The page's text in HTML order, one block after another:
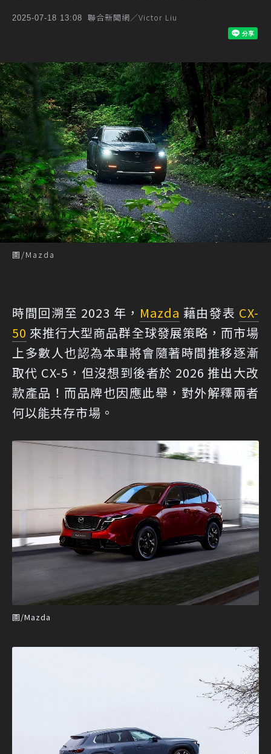
2025-07-18 13:08 聯合新聞網／Victor Liu
圖/Mazda
時間回溯至 2023 年， Mazda 藉由發表 CX-
50 來推行大型商品群全球發展策略，而市場
上多數人也認為本車將會隨著時間推移逐漸
取代 CX-5，但沒想到後者於 2026 推出大改
款產品！而品牌也因應此舉，對外解釋兩者
何以能共存市場。
圖/Mazda